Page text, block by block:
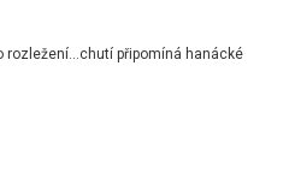
rozležení...chutí připomíná hanácké